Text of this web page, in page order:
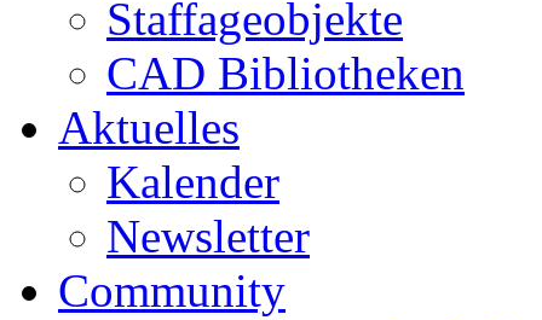
Staffageobjekte
CAD Bibliotheken
Aktuelles
Kalender
Newsletter
Community